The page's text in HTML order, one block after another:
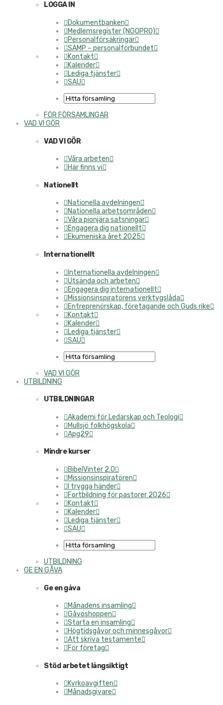
LOGGA IN
Dokumentbanken
Medlemsregister (NGOPRO)
Personalförsäkringar
SAMP – personalförbundet
Kontakt
Kalender
Lediga tjänster
SAU
FÖR FÖRSAMLINGAR
VAD VI GÖR
VAD VI GÖR
Våra arbeten
Här finns vi
Nationellt
Nationella avdelningen
Nationella arbetsområden
Våra pionjära satsningar
Engagera dig nationellt
Ekumeniska året 2025
Internationellt
Internationella avdelningen
Utsända och arbeten
Engagera dig internationellt
Missionsinspiratörens verktygslåda
Entreprenörskap, företagande och Guds rike
Kontakt
Kalender
Lediga tjänster
SAU
VAD VI GÖR
UTBILDNING
UTBILDNINGAR
Akademi för Ledarskap och Teologi
Mullsjö folkhögskola
Apg29
Mindre kurser
BibelVinter 2.0
Missionsinspiratören
I trygga händer
Fortbildning för pastorer 2026
Kontakt
Kalender
Lediga tjänster
SAU
UTBILDNING
GE EN GÅVA
Ge en gåva
Månadens insamling
Gåvoshoppen
Starta en insamling
Högtidsgåvor och minnesgåvor
Att skriva testamente
För företag
Stöd arbetet långsiktigt
Kyrkoavgiften
Månadsgivare